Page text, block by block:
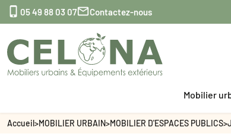
 05 49 88 03 07Contactez-nous
Mobilier
Accueil>MOBILIER URBAIN>MOBILIER D'ESPACES PUBLICS>